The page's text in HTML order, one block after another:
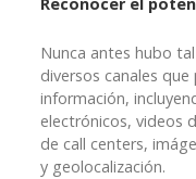
Nunca antes hubo
diversos canales
información,
electrónicos, videos
de call centers,
y geolocalización.